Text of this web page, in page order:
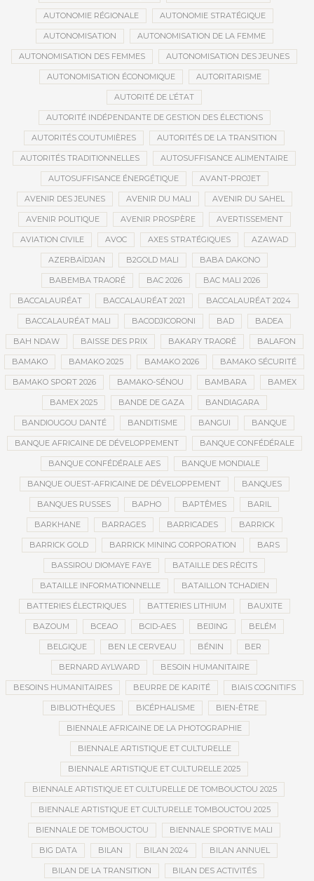
AUTONOMIE RÉGIONALE AUTONOMIE STRATÉGIQUE
AUTONOMISATION AUTONOMISATION DE LA FEMME
AUTONOMISATION DES FEMMES AUTONOMISATION DES JEUNES
AUTONOMISATION ÉCONOMIQUE AUTORITARISME
AUTORITÉ DE L’ÉTAT
AUTORITÉ INDÉPENDANTE DE GESTION DES ÉLECTIONS
AUTORITÉS COUTUMIÈRES AUTORITÉS DE LA TRANSITION
AUTORITÉS TRADITIONNELLES AUTOSUFFISANCE ALIMENTAIRE
AUTOSUFFISANCE ÉNERGÉTIQUE AVANT-PROJET
AVENIR DES JEUNES AVENIR DU MALI AVENIR DU SAHEL
AVENIR POLITIQUE AVENIR PROSPÈRE AVERTISSEMENT
AVIATION CIVILE AVOC AXES STRATÉGIQUES AZAWAD
AZERBAÏDJAN B2GOLD MALI BABA DAKONO
BABEMBA TRAORÉ BAC 2026 BAC MALI 2026
BACCALAURÉAT BACCALAURÉAT 2021 BACCALAURÉAT 2024
BACCALAURÉAT MALI BACODJICORONI BAD BADEA
BAH NDAW BAISSE DES PRIX BAKARY TRAORÉ BALAFON
BAMAKO BAMAKO 2025 BAMAKO 2026 BAMAKO SÉCURITÉ
BAMAKO SPORT 2026 BAMAKO-SÉNOU BAMBARA BAMEX
BAMEX 2025 BANDE DE GAZA BANDIAGARA
BANDIOUGOU DANTÉ BANDITISME BANGUI BANQUE
BANQUE AFRICAINE DE DÉVELOPPEMENT BANQUE CONFÉDÉRALE
BANQUE CONFÉDÉRALE AES BANQUE MONDIALE
BANQUE OUEST-AFRICAINE DE DÉVELOPPEMENT BANQUES
BANQUES RUSSES BAPHO BAPTÊMES BARIL
BARKHANE BARRAGES BARRICADES BARRICK
BARRICK GOLD BARRICK MINING CORPORATION BARS
BASSIROU DIOMAYE FAYE BATAILLE DES RÉCITS
BATAILLE INFORMATIONNELLE BATAILLON TCHADIEN
BATTERIES ÉLECTRIQUES BATTERIES LITHIUM BAUXITE
BAZOUM BCEAO BCID-AES BEIJING BELÉM
BELGIQUE BEN LE CERVEAU BÉNIN BER
BERNARD AYLWARD BESOIN HUMANITAIRE
BESOINS HUMANITAIRES BEURRE DE KARITÉ BIAIS COGNITIFS
BIBLIOTHÈQUES BICÉPHALISME BIEN-ÊTRE
BIENNALE AFRICAINE DE LA PHOTOGRAPHIE
BIENNALE ARTISTIQUE ET CULTURELLE
BIENNALE ARTISTIQUE ET CULTURELLE 2025
BIENNALE ARTISTIQUE ET CULTURELLE DE TOMBOUCTOU 2025
BIENNALE ARTISTIQUE ET CULTURELLE TOMBOUCTOU 2025
BIENNALE DE TOMBOUCTOU BIENNALE SPORTIVE MALI
BIG DATA BILAN BILAN 2024 BILAN ANNUEL
BILAN DE LA TRANSITION BILAN DES ACTIVITÉS